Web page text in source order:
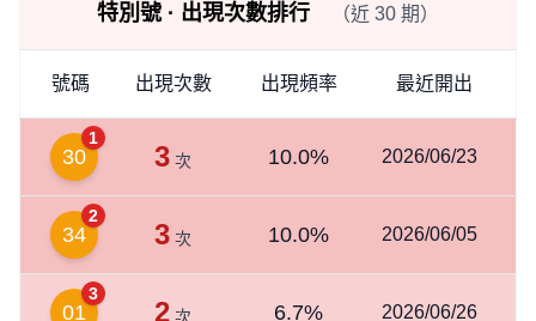
特別號 · 出現次數排行 （近 30 期）
號碼 出現次數 出現頻率 最近開出
30
1
3 次 10.0% 2026/06/23
34
2
3 次 10.0% 2026/06/05
01
3
2 次 6.7% 2026/06/26